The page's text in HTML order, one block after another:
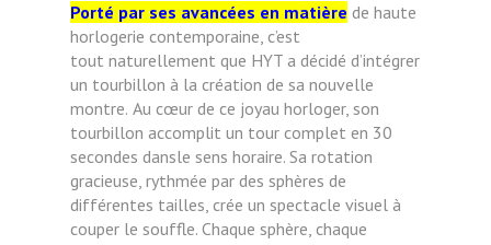
Porté par ses avancées en matière de haute
horlogerie contemporaine, c’est
tout naturellement que HYT a décidé d’intégrer
un tourbillon à la création de sa nouvelle
montre. Au cœur de ce joyau horloger, son
tourbillon accomplit un tour complet en 30
secondes dansle sens horaire. Sa rotation
gracieuse, rythmée par des sphères de
différentes tailles, crée un spectacle visuel à
couper le souffle. Chaque sphère, chaque